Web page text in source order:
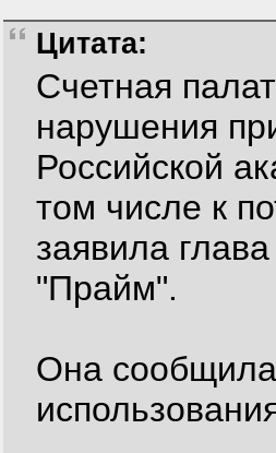
Цитата:
Счетная
нарушения
Российской
том числе к
заявила
"Прайм".
Она